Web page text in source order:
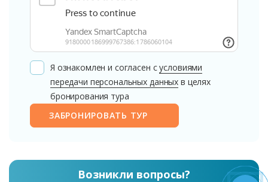
Я ознакомлен и согласен сусловиями
передачи персональных данных в целях
бронирования тура
ЗАБРОНИРОВАТЬ ТУР
Возникли вопросы?